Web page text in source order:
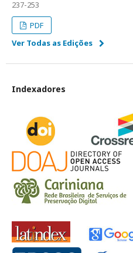
237-253
PDF
Ver Todas as Edições
Indexadores